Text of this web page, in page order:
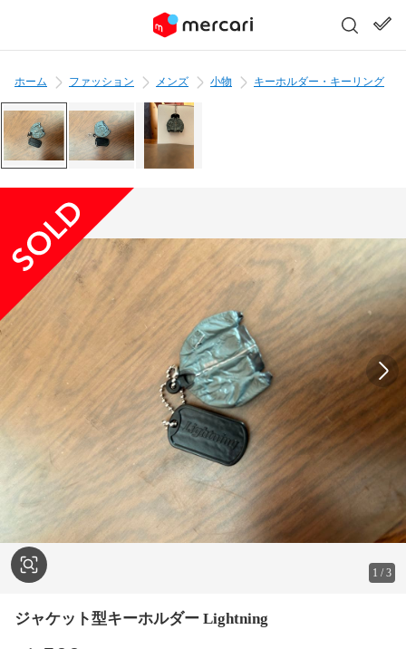
ホーム ファッション メンズ 小物 キーホルダー・キーリング
1 /3
ジャケット型キーホルダー Lightning